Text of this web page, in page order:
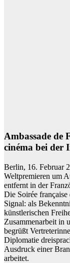
Ambassade de
cinéma bei der
Berlin, 16. Februar
Weltpremieren um
entfernt in der
Die Soirée
Signal: als
künstlerischen
Zusammenarbeit in
begrüßt
Diplomatie
Ausdruck einer
arbeitet.